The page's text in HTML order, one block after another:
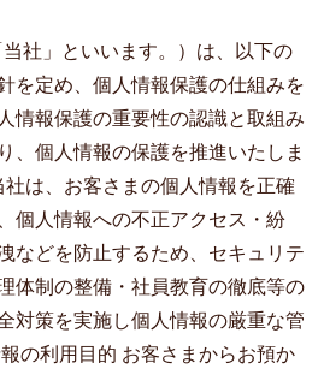
社」といいます。）は、以下の
を定め、個人情報保護の仕組みを
情報保護の重要性の認識と取組み
、個人情報の保護を推進いたしま
は、お客さまの個人情報を正確
個人情報への不正アクセス・紛
などを防止するため、セキュリテ
体制の整備・社員教育の徹底等の
対策を実施し個人情報の厳重な管
の利用目的 お客さまからお預か